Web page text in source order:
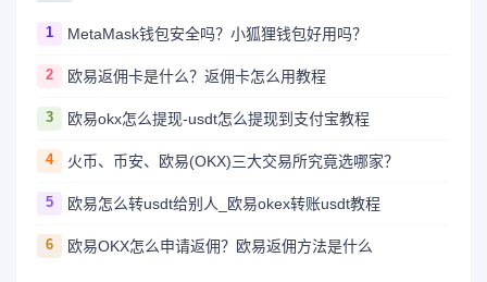
1 MetaMask钱包安全吗？小狐狸钱包好用吗？
2 欧易返佣卡是什么？返佣卡怎么用教程
3 欧易okx怎么提现-usdt怎么提现到支付宝教程
4 火币、币安、欧易(OKX)三大交易所究竟选哪家？
5 欧易怎么转usdt给别人_欧易okex转账usdt教程
6 欧易OKX怎么申请返佣？欧易返佣方法是什么